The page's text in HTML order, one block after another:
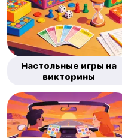
Настольные игры на
викторины